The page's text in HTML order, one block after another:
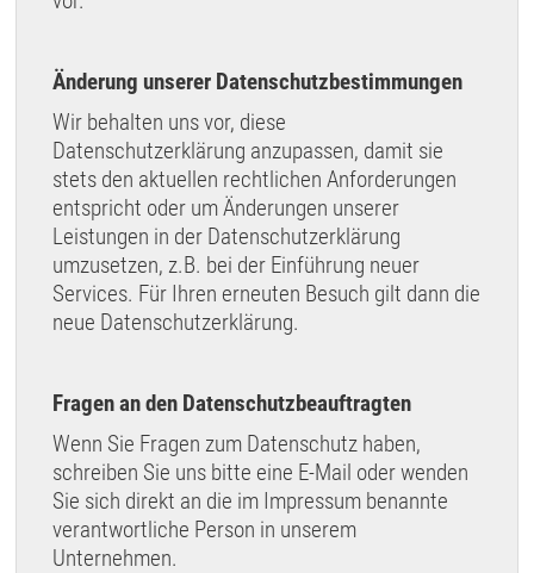
Änderung unserer Datenschutzbestimmungen
Wir behalten uns vor, diese
Datenschutzerklärung anzupassen, damit sie
stets den aktuellen rechtlichen Anforderungen
entspricht oder um Änderungen unserer
Leistungen in der Datenschutzerklärung
umzusetzen, z.B. bei der Einführung neuer
Services. Für Ihren erneuten Besuch gilt dann die
neue Datenschutzerklärung.
Fragen an den Datenschutzbeauftragten
Wenn Sie Fragen zum Datenschutz haben,
schreiben Sie uns bitte eine E-Mail oder wenden
Sie sich direkt an die im Impressum benannte
verantwortliche Person in unserem
Unternehmen.